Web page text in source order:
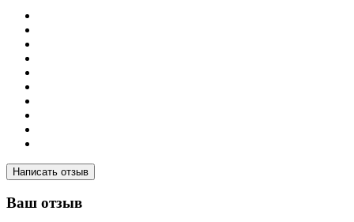
Написать отзыв
Ваш отзыв